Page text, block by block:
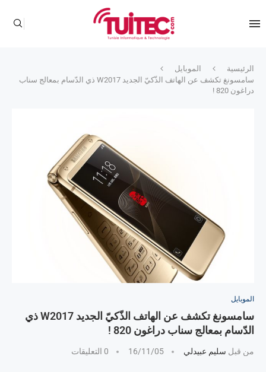
الرئيسية
الموبايل
سامسونغ تكشف عن الهاتف الذّكيّ الجديد W2017 ذي الدّسام بمعالج سناب
دراغون 820 !
الموبايل
سامسونغ تكشف عن الهاتف الذّكيّ الجديد W2017 ذي
الدّسام بمعالج سناب دراغون 820 !
من قبل سليم عبيدلي 16/11/05 0 التعليقات